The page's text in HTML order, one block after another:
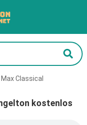
Classical
kostenlos